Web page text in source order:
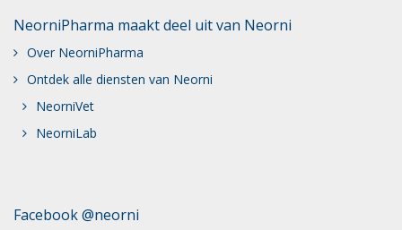
NeorniPharma maakt deel uit van Neorni
Over NeorniPharma
Ontdek alle diensten van Neorni
NeorniVet
NeorniLab
Facebook @neorni